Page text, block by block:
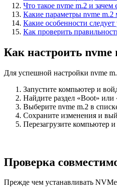
Что такое nvme m.2 и зачем
Какие параметры nvme m.2
Какие особенности
Как проверить
Как настроить nvme
Для успешной настройки nvme
Запустите компьютер и
Найдите раздел «Boot» или
Выберите nvme m.2 в
Сохраните изменения и
Перезагрузите компьютер
Проверка
Прежде чем устанавливать